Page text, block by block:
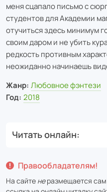
меня сцапало письмо с
студентов для Академии
отучиться здесь минимум
своим даром и не убить
редкость противным
неожиданно начинаешь
Жанр: Любовное фэнтези
Год: 2018
Читать онлайн
Правообладателям!
На сайте неразмещается сам